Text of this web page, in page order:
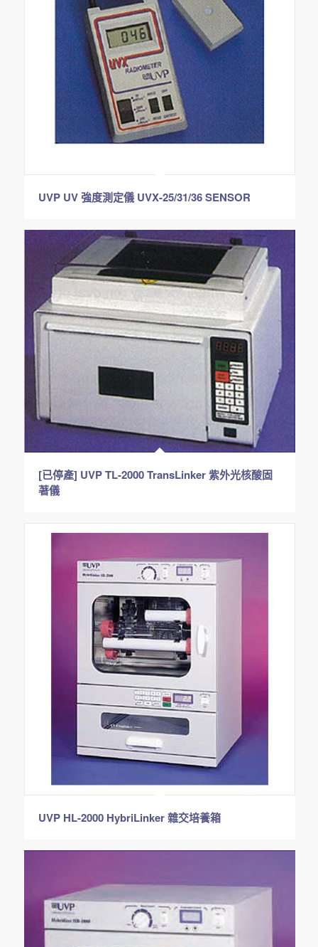
UVP UV 強度測定儀 UVX-25/31/36 SENSOR
[已停產] UVP TL-2000 TransLinker 紫外光核酸固
著儀
UVP HL-2000 HybriLinker 雜交培養箱